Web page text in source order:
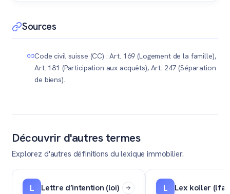
foncier.
deux ex-conjoints dans un nouveau logement principal
sa nouvelle résidence.
Sources
Code civil suisse (CC) : Art. 169 (Logement de la famille),
Art. 181 (Participation aux acquêts), Art. 247 (Séparation
de biens).
Découvrir d'autres termes
Explorez d'autres définitions du lexique immobilier.
L Lettre d’intention (loi) L Lex koller